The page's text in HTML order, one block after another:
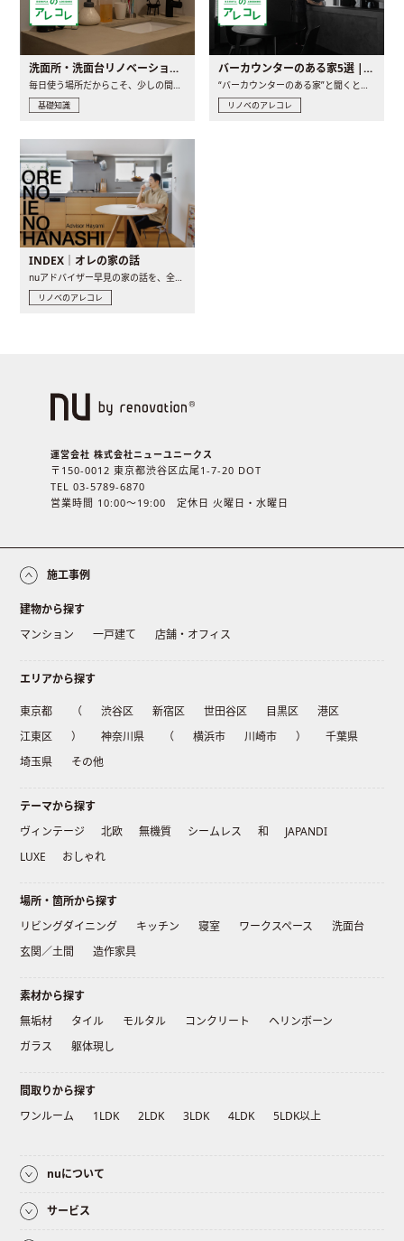
洗面所・洗面台リノベーションの事例と間取りアイデア
毎日使う場所だからこそ、少しの間取りの工夫や素材の選び方で..
基礎知識
バーカウンターのある家5選 | 日常に馴染む“距離の近い”キッチンとは
“バーカウンターのある家”と聞くと、少し特別な、大人のための..
リノベのアレコレ
INDEX｜オレの家の話
nuアドバイザー早見の家の話を、全4話でお届け。リノベーションを..
リノベのアレコレ
運営会社 株式会社ニューユニークス
〒150-0012 東京都渋谷区広尾1-7-20 DOT
TEL 03-5789-6870
営業時間 10:00〜19:00 定休日 火曜日・水曜日
施工事例
建物から探す
マンション
一戸建て 店舗・オフィス
エリアから探す
東京都 （ 渋谷区 新宿区 世田谷区 目黒区
港区
江東区
） 神奈川県 （ 横浜市 川崎市 ）
千葉県
埼玉県
その他
テーマから探す
ヴィンテージ
北欧 無機質 シームレス 和
JAPANDI
LUXE
おしゃれ
場所・箇所から探す
リビングダイニング
キッチン 寝室 ワークスペース
洗面台
玄関／土間
造作家具
素材から探す
無垢材
タイル モルタル コンクリート
ヘリンボーン
ガラス
躯体現し
間取りから探す
ワンルーム
1LDK 2LDK 3LDK 4LDK 5LDK以上
nuについて
サービス